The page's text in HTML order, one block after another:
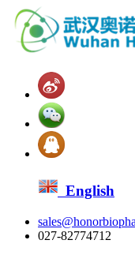
English
027-82774712